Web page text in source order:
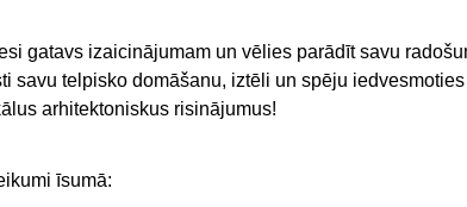
gatavs izaicinājumam un vēlies parādīt savu
savu telpisko domāšanu, iztēli un spēju
arhitektoniskus risinājumus!
īsumā: